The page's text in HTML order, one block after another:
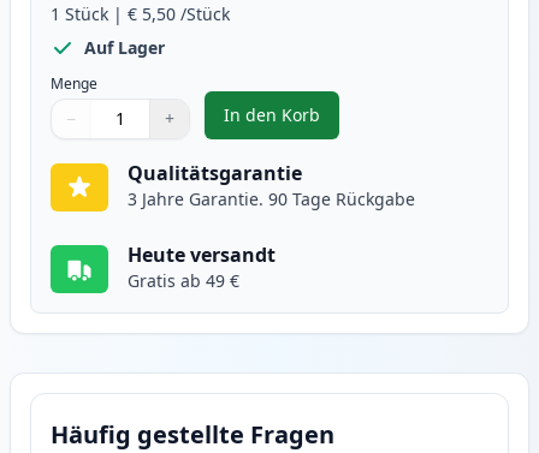
1 Stück | € 5,50 /Stück
Auf Lager
Menge
Verwenden Sie die Tasten, um anzupassen
− +
1
In den Korb
, Canon BJI-643 (BJI-643BK)
Qualitätsgarantie
3 Jahre Garantie. 90 Tage Rückgabe
Heute versandt
Gratis ab 49 €
Häufig gestellte Fragen